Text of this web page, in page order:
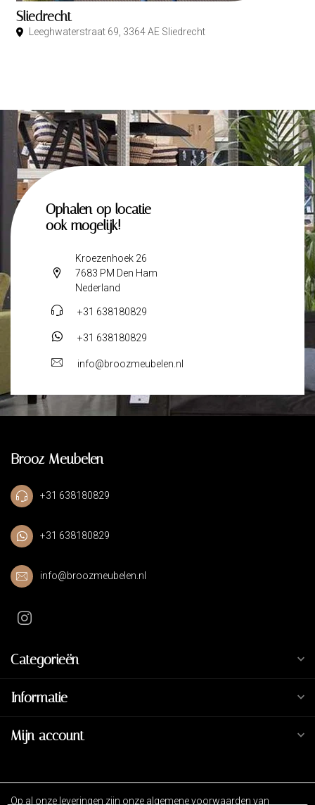
Sliedrecht
Leeghwaterstraat 69, 3364 AE Sliedrecht
Ophalen op locatie
ook mogelijk!
Kroezenhoek 26
7683 PM Den Ham
Nederland
+31 638180829
+31 638180829
info@broozmeubelen.nl
Brooz Meubelen
+31 638180829
+31 638180829
info@broozmeubelen.nl
Categorieën
Informatie
Mijn account
Op al onze leveringen zijn onze algemene voorwaarden van